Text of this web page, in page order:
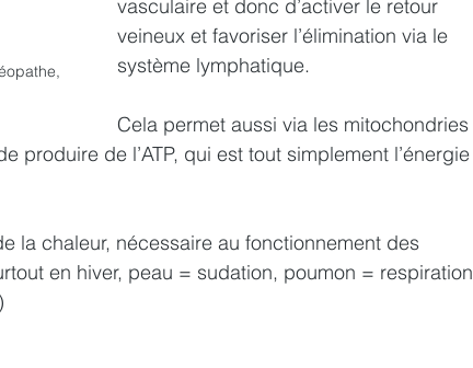
vasculaire et donc d’activer le retour
veineux et favoriser l’élimination via le
système lymphatique.
Cela permet aussi via les mitochondries
produire de l’ATP, qui est tout simplement l’énergie
la chaleur, nécessaire au fonctionnement des
en hiver, peau = sudation, poumon = respiration